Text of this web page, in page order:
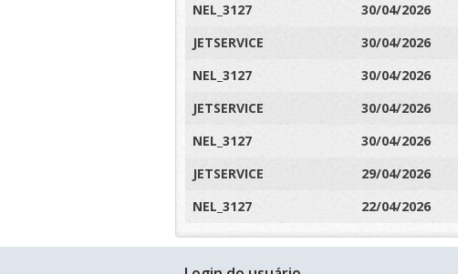
NEL_3127
30/04/2026
JETSERVICE
30/04/2026
NEL_3127
30/04/2026
JETSERVICE
30/04/2026
NEL_3127
30/04/2026
JETSERVICE
29/04/2026
NEL_3127
22/04/2026